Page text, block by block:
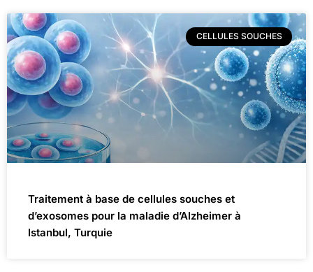
CELLULES SOUCHES
Traitement à base de cellules souches et
d’exosomes pour la maladie d’Alzheimer à
Istanbul, Turquie